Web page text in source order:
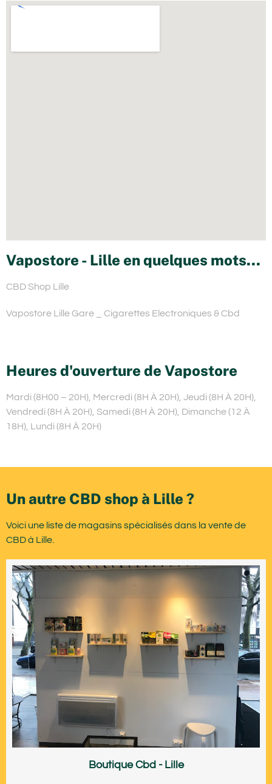
Vapostore - Lille en quelques mots...
CBD Shop Lille
Vapostore Lille Gare _ Cigarettes Electroniques & Cbd
Heures d'ouverture de Vapostore
Mardi (8H00 – 20H), Mercredi (8H À 20H), Jeudi (8H À 20H),
Vendredi (8H À 20H), Samedi (8H À 20H), Dimanche (12 À
18H), Lundi (8H À 20H)
Un autre CBD shop à Lille ?
Voici une liste de magasins spécialisés dans la vente de
CBD à Lille.
Boutique Cbd - Lille